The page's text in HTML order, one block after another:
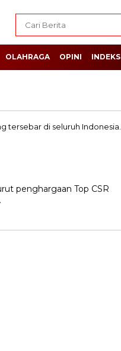
OLAHRAGA OPINI INDEKS
penghargaan Top CSR